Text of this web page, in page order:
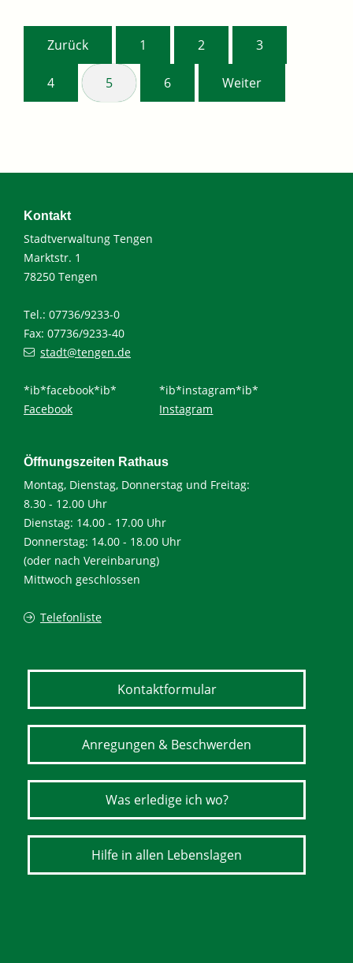
Zurück 1 2 3
4 5 6 Weiter
Kontakt
Stadtverwaltung Tengen
Marktstr. 1
78250 Tengen
Tel.: 07736/9233-0
Fax: 07736/9233-40
stadt@tengen.de
*ib*facebook*ib*
Facebook
*ib*instagram*ib*
Instagram
Öffnungszeiten Rathaus
Montag, Dienstag, Donnerstag und Freitag:
8.30 - 12.00 Uhr
Dienstag: 14.00 - 17.00 Uhr
Donnerstag: 14.00 - 18.00 Uhr
(oder nach Vereinbarung)
Mittwoch geschlossen
Telefonliste
Kontaktformular
Anregungen & Beschwerden
Was erledige ich wo?
Hilfe in allen Lebenslagen